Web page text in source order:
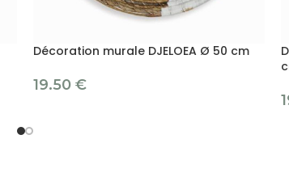
Décoration murale DJELOEA Ø 50 cm
19.50 €